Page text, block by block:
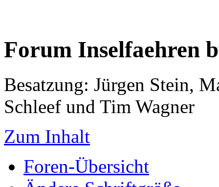
Forum Inselfaehren
Besatzung: Jürgen Stein,
Schleef und Tim Wagner
Zum Inhalt
Foren-Übersicht